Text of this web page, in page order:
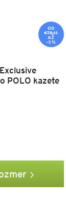
OD
€78,11
AŽ
–3 %
POLO kazete